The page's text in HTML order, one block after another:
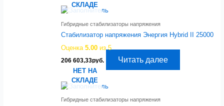
706,55руб..
СКЛАДЕ
Гибридные стабилизаторы напряжения
Стабилизатор напряжения Энергия Hybrid II 25000
Оценка5.00 из 5
206 603,33руб. Читать далее
НЕТ НА
СКЛАДЕ
Гибридные стабилизаторы напряжения